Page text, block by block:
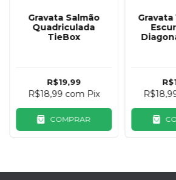
Gravata Salmão
Quadriculada
TieBox
R$19,99
R$18,99 com Pix
COMPRAR